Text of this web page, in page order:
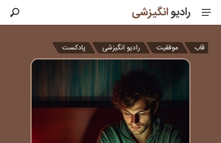
رادیوانگیزشی
قاب موفقیت رادیو انگیزشی پادکست